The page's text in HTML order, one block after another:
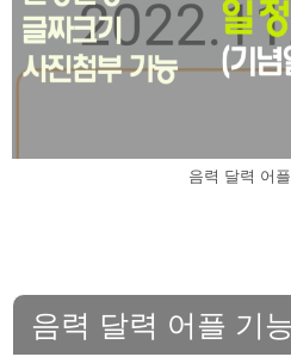
음력 달력 어
음력 달력 어플 기